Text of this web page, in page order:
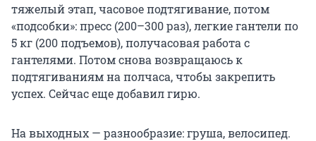
тяжелый этап, часовое подтягивание, потом
«подсобки»: пресс (200–300 раз), легкие гантели по
5 кг (200 подъемов), получасовая работа с
гантелями. Потом снова возвращаюсь к
подтягиваниям на полчаса, чтобы закрепить
успех. Сейчас еще добавил гирю.
На выходных — разнообразие: груша, велосипед.